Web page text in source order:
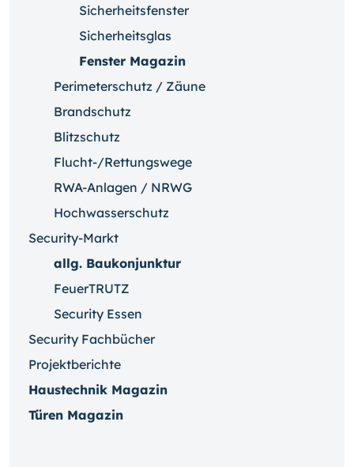
Sicherheitsfenster
Sicherheitsglas
Fenster Magazin
Perimeterschutz / Zäune
Brandschutz
Blitzschutz
Flucht-/Rettungswege
RWA-Anlagen / NRWG
Hochwasserschutz
Security-Markt
allg. Baukonjunktur
FeuerTRUTZ
Security Essen
Security Fachbücher
Projektberichte
Haustechnik Magazin
Türen Magazin